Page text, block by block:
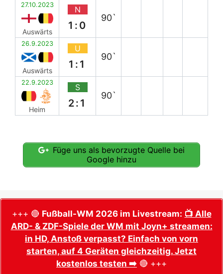
27.10.2023
Auswärts
N
1:0
90`
26.9.2023
Auswärts
U
1:1
90`
22.9.2023
Heim
S
2:1
90`
Füge uns als bevorzugte Quelle bei
Google hinzu
+++ 🔴 Fußball-WM 2026 im Livestream: 📺 Alle
ARD- & ZDF-Spiele der WM mit Joyn+ streamen:
in HD, Anstoß verpasst? Einfach von vorn
starten, auf 4 Geräten gleichzeitig. Jetzt
kostenlos testen ➡️ 🔴 +++